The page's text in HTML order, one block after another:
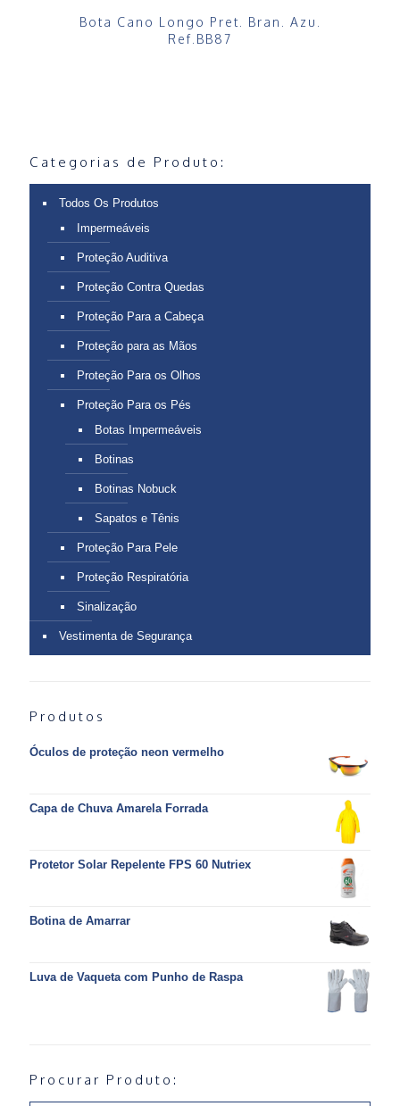
Bota Cano Longo Pret. Bran. Azu.
Ref.BB87
Categorias de Produto:
Todos Os Produtos
Impermeáveis
Proteção Auditiva
Proteção Contra Quedas
Proteção Para a Cabeça
Proteção para as Mãos
Proteção Para os Olhos
Proteção Para os Pés
Botas Impermeáveis
Botinas
Botinas Nobuck
Sapatos e Tênis
Proteção Para Pele
Proteção Respiratória
Sinalização
Vestimenta de Segurança
Produtos
Óculos de proteção neon vermelho
Capa de Chuva Amarela Forrada
Protetor Solar Repelente FPS 60 Nutriex
Botina de Amarrar
Luva de Vaqueta com Punho de Raspa
Procurar Produto: